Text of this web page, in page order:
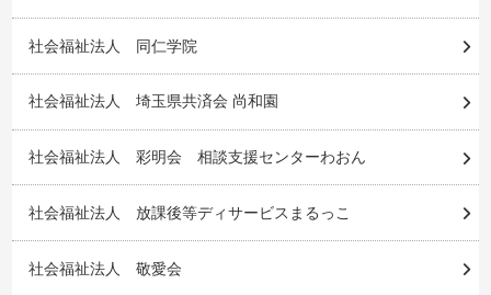
社会福祉法人 同仁学院
社会福祉法人 埼玉県共済会 尚和園
社会福祉法人 彩明会 相談支援センターわおん
社会福祉法人 放課後等ディサービスまるっこ
社会福祉法人 敬愛会